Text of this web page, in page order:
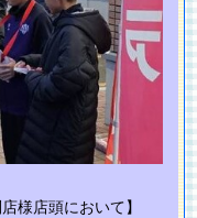
様店頭において】